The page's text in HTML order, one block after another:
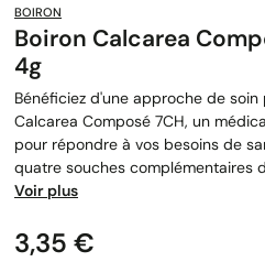
BOIRON
Boiron Calcarea
4g
Bénéficiez d'une approche de soin
Calcarea Composé 7CH, un
pour répondre à vos besoins de
quatre souches complémentaires
Voir plus
Prix
3,35 €